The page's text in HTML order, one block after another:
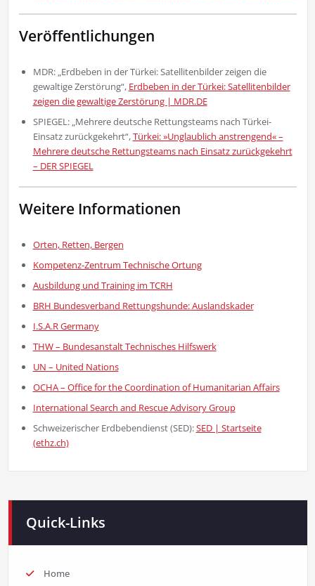
Veröffentlichungen
MDR: „Erdbeben in der Türkei: Satellitenbilder zeigen die
gewaltige Zerstörung“, Erdbeben in der Türkei: Satellitenbilder
zeigen die gewaltige Zerstörung | MDR.DE
SPIEGEL: „Mehrere deutsche Rettungsteams nach Türkei-
Einsatz zurückgekehrt“,Türkei: »Unglaublich anstrengend« –
Mehrere deutsche Rettungsteams nach Einsatz zurückgekehrt
– DER SPIEGEL
Weitere Informationen
Orten, Retten, Bergen
Kompetenz-Zentrum Technische Ortung
Ausbildung und Training im TCRH
BRH Bundesverband Rettungshunde: Auslandskader
I.S.A.R Germany
THW – Bundesanstalt Technisches Hilfswerk
UN – United Nations
OCHA – Office for the Coordination of Humanitarian Affairs
International Search and Rescue Advisory Group
Schweizerischer Erdbebendienst (SED):SED | Startseite
(ethz.ch)
Quick-Links
Home